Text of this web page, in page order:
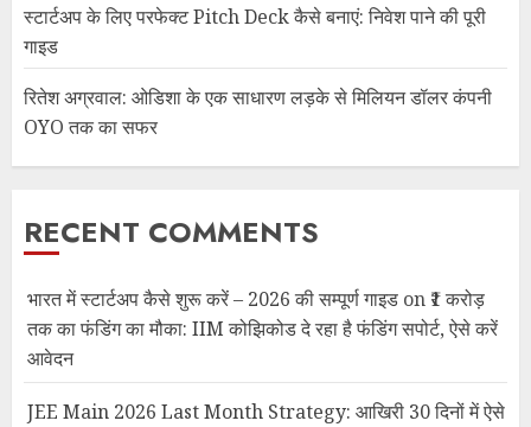
स्टार्टअप के लिए परफेक्ट Pitch Deck कैसे बनाएं: निवेश पाने की पूरी
गाइड
रितेश अग्रवाल: ओडिशा के एक साधारण लड़के से मिलियन डॉलर कंपनी
OYO तक का सफर
RECENT COMMENTS
भारत में स्टार्टअप कैसे शुरू करें – 2026 की सम्पूर्ण गाइड on ₹1 करोड़
तक का फंडिंग का मौका: IIM कोझिकोड दे रहा है फंडिंग सपोर्ट, ऐसे करें
आवेदन
JEE Main 2026 Last Month Strategy: आखिरी 30 दिनों में ऐसे